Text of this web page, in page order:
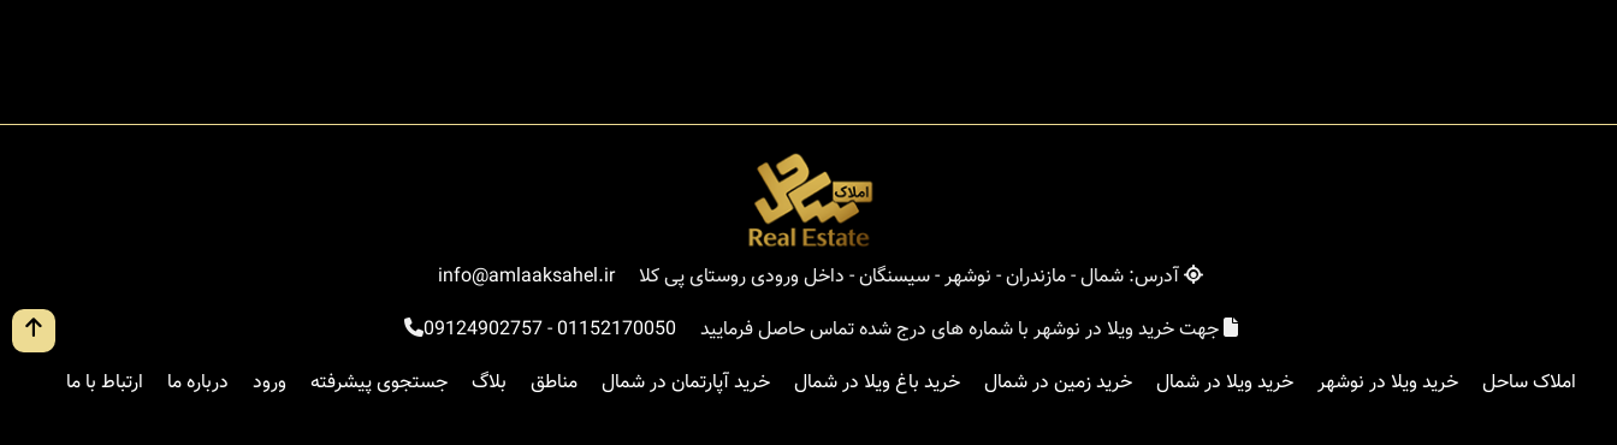
آدرس: شمال - مازندران - نوشهر - سیسنگان - داخل ورودی روستای پی کلا
info@amlaaksahel.ir
جهت خرید ویلا در نوشهر با شماره های درج شده تماس حاصل فرمایید
01152170050
-
09124902757
املاک ساحل
خرید ویلا در نوشهر خرید ویلا در شمال خرید زمین در شمال خرید باغ ویلا در شمال خرید آپارتمان در شمال مناطق بلاگ جستجوی پیشرفته ورود درباره ما ارتباط با ما